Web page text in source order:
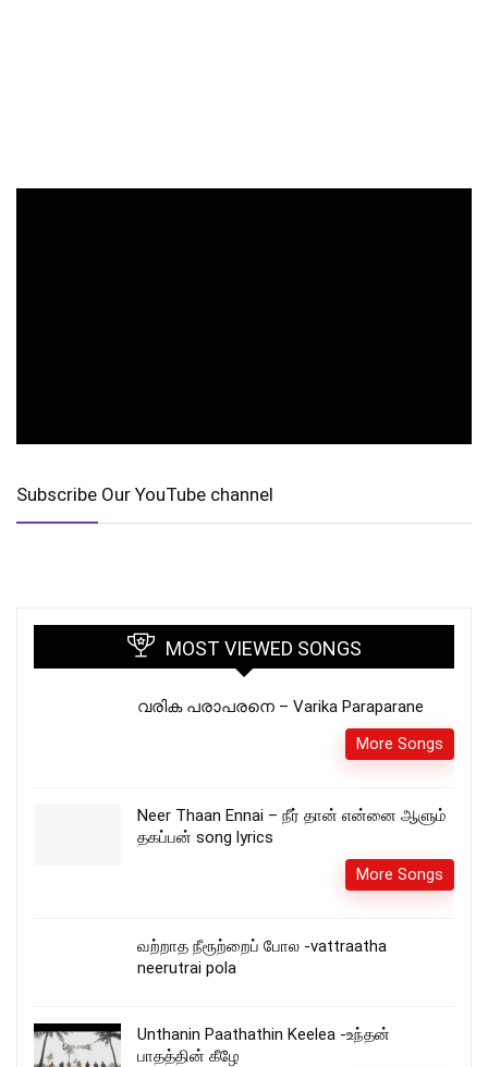
Subscribe Our YouTube channel
MOST VIEWED SONGS
വരിക പരാപരനെ – Varika Paraparane
More Songs
Neer Thaan Ennai – நீர் தான் என்னை ஆளும்
தகப்பன் song lyrics
More Songs
வற்றாத நீரூற்றைப் போல -vattraatha
neerutrai pola
Unthanin Paathathin Keelea -உந்தன்
பாதத்தின் கீழே